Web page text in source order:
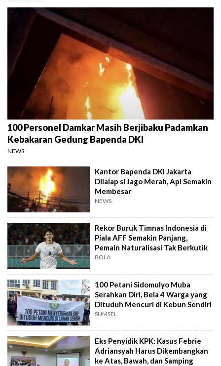
100 Personel Damkar Masih Berjibaku Padamkan
Kebakaran Gedung Bapenda DKI
NEWS
Kantor Bapenda DKI Jakarta
Dilalap si Jago Merah, Api Semakin
Membesar
NEWS
Rekor Buruk Timnas Indonesia di
Piala AFF Semakin Panjang,
Pemain Naturalisasi Tak Berkutik
BOLA
100 Petani Sidomulyo Muba
Serahkan Diri, Bela 4 Warga yang
Dituduh Mencuri di Kebun Sendiri
SUMSEL
Eks Penyidik KPK: Kasus Febrie
Adriansyah Harus Dikembangkan
ke Atas, Bawah, dan Samping